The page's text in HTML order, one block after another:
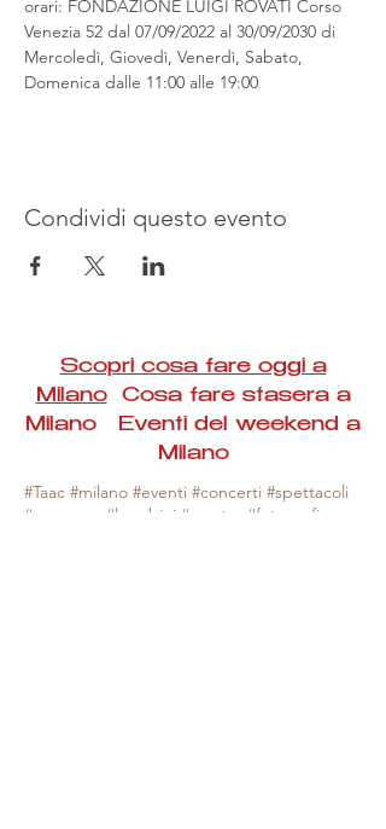
orari: FONDAZIONE LUIGI ROVATI Corso
Venezia 52 dal 07/09/2022 al 30/09/2030 di
Mercoledì, Giovedì, Venerdì, Sabato,
Domenica dalle 11:00 alle 19:00
Condividi questo evento
Scopri cosa fare oggi a
MilanoCosa fare stasera a
Milano Eventi del weekend a
Milano
#Taac #milano #eventi #concerti #spettacoli
#rassegne #bambini #mostre #fotografia